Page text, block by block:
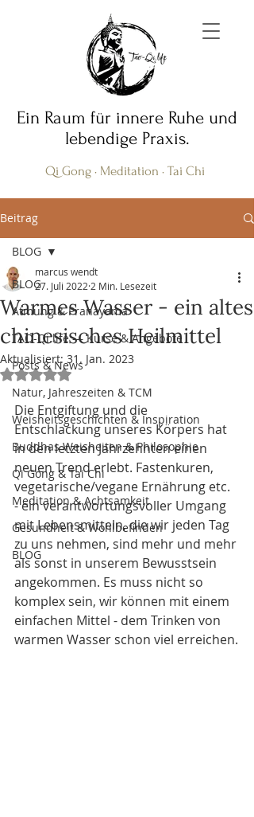
Ein Raum für innere Ruhe und
lebendige Praxis.
Qi Gong · Meditation · Tai Chi
Beitrag
BLOG
Atmung & Pranayama
TAO-Qi.life — Kurse & Angebote
Posts & News
Natur, Jahreszeiten & TCM
Weisheitsgeschichten & Inspiration
Buddhas Weisheiten & Philosophie
Qi Gong & Tai Chi
Meditation & Achtsamkeit
Gesundheit & Wohlbefinden
BLOG
BLOG
Warmes Wasser - ein altes
chinesisches Heilmittel
marcus wendt
27. Juli 2022 2 Min. Lesezeit
Aktualisiert: 31. Jan. 2023
Mit NaN von 5 Sternen bewertet.
Die Entgiftung und die
Entschlackung unseres Körpers hat
in den letzten Jahrzehnten einen
neuen Trend erlebt. Fastenkuren,
vegetarische/vegane Ernährung etc.
- ein verantwortungsvoller Umgang
mit Lebensmitteln, die wir jeden Tag
zu uns nehmen, sind mehr und mehr
als sonst in unserem Bewusstsein
angekommen. Es muss nicht so
komplex sein, wir können mit einem
einfachen Mittel - dem Trinken von
warmen Wasser schon viel erreichen.